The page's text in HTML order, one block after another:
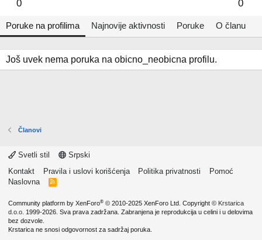
0 0
Poruke na profilima Najnovije aktivnosti Poruke O članu
Još uvek nema poruka na obicno_neobicna profilu.
Članovi
Svetli stil
Srpski
Kontakt
Pravila i uslovi korišćenja Politika privatnosti
Pomoć
Naslovna
R
Community platform by XenForo® © 2010-2025 XenForo Ltd. Copyright © Krstarica
d.o.o. 1999-2026. Sva prava zadržana. Zabranjena je reprodukcija u celini i u delovima
bez dozvole.
Krstarica ne snosi odgovornost za sadržaj poruka.